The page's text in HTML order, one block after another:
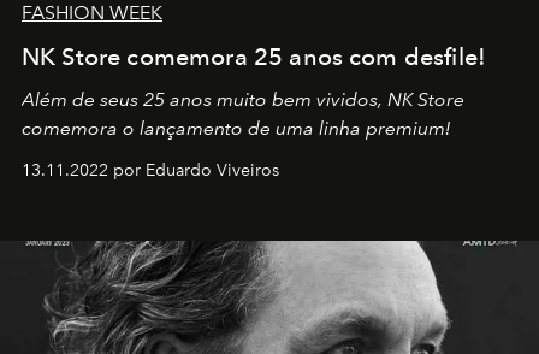
FASHION WEEK
NK Store comemora 25 anos com desfile!
Além de seus 25 anos muito bem vividos, NK Store
comemora o lançamento de uma linha premium!
13.11.2022 por Eduardo Viveiros